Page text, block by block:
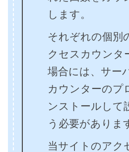
します。
それぞれの個別
クセスカウンタ
場合には、サー
カウンターのプ
ンストールして
う必要がありま
当サイトのアク